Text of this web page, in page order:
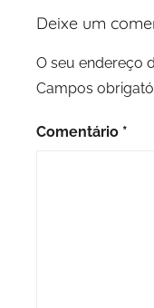
Deixe um
O seu endereço
Campos
Comentário *